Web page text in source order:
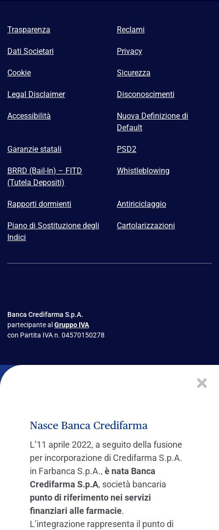
Trasparenza Reclami
Dati Societari Privacy
Cookie Sicurezza
Legal Disclaimer Disconoscimenti
Accessibilità
Nuova Definizione di
Default
Garanzie statali PSD2
BRRD (Bail-In) – FITD
(Tutela Depositi)
Whistleblowing
Rapporti dormienti Antiriciclaggio
Piano di Sostituzione degli
Indici
Cartolarizzazioni
Banca Credifarma S.p.A.
partecipante alGruppo IVA
con Partita IVA n. 04570150278
Nasce Banca Credifarma
L’11 aprile 2022, a seguito della fusione
per incorporazione di Credifarma S.p.A.
in Farbanca S.p.A., è nata Banca
Credifarma S.p.A, società bancaria
punto di riferimento nei servizi
finanziari alle farmacie.
L’integrazione rappresenta il punto di